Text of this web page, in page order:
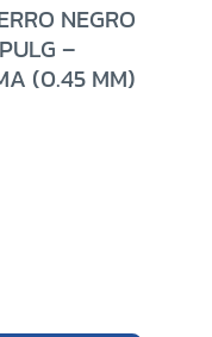
NEGRO
–
(0.45 MM)